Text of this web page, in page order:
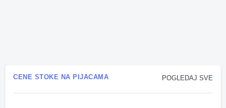
POGLEDAJ SVE
CENE STOKE NA PIJACAMA